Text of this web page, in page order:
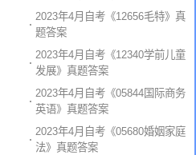
2023年4月自考《12656毛特》真
题答案
2023年4月自考《12340学前儿童
发展》真题答案
2023年4月自考《05844国际商务
英语》真题答案
2023年4月自考《05680婚姻家庭
法》真题答案